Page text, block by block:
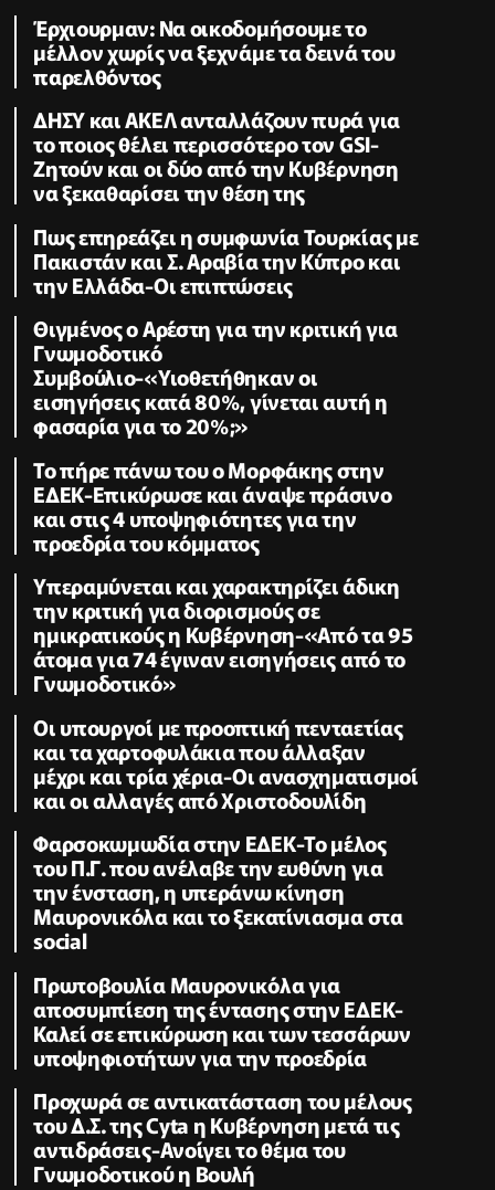
Έρχιουρμαν: Να οικοδομήσουμε το
μέλλον χωρίς να ξεχνάμε τα δεινά του
παρελθόντος
ΔΗΣΥ και ΑΚΕΛ ανταλλάζουν πυρά για
το ποιος θέλει περισσότερο τον GSI-
Ζητούν και οι δύο από την Κυβέρνηση
να ξεκαθαρίσει την θέση της
Πως επηρεάζει η συμφωνία Τουρκίας με
Πακιστάν και Σ. Αραβία την Κύπρο και
την Ελλάδα-Οι επιπτώσεις
Θιγμένος ο Αρέστη για την κριτική για
Γνωμοδοτικό
Συμβούλιο-«Υιοθετήθηκαν οι
εισηγήσεις κατά 80%, γίνεται αυτή η
φασαρία για το 20%;»
Το πήρε πάνω του ο Μορφάκης στην
ΕΔΕΚ-Επικύρωσε και άναψε πράσινο
και στις 4 υποψηφιότητες για την
προεδρία του κόμματος
Υπεραμύνεται και χαρακτηρίζει άδικη
την κριτική για διορισμούς σε
ημικρατικούς η Κυβέρνηση-«Από τα 95
άτομα για 74 έγιναν εισηγήσεις από το
Γνωμοδοτικό»
Οι υπουργοί με προοπτική πενταετίας
και τα χαρτοφυλάκια που άλλαξαν
μέχρι και τρία χέρια-Οι ανασχηματισμοί
και οι αλλαγές από Χριστοδουλίδη
Φαρσοκωμωδία στην ΕΔΕΚ-Το μέλος
του Π.Γ. που ανέλαβε την ευθύνη για
την ένσταση, η υπεράνω κίνηση
Μαυρονικόλα και το ξεκατίνιασμα στα
social
Πρωτοβουλία Μαυρονικόλα για
αποσυμπίεση της έντασης στην ΕΔΕΚ-
Καλεί σε επικύρωση και των τεσσάρων
υποψηφιοτήτων για την προεδρία
Προχωρά σε αντικατάσταση του μέλους
του Δ.Σ. της Cyta η Κυβέρνηση μετά τις
αντιδράσεις-Ανοίγει το θέμα του
Γνωμοδοτικού η Βουλή